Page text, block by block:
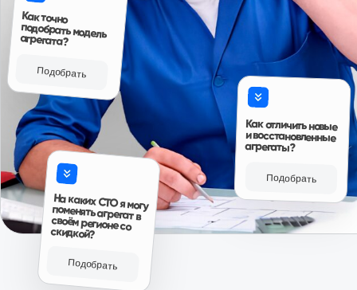
Читать больше отзывов
Ответы на вопросы